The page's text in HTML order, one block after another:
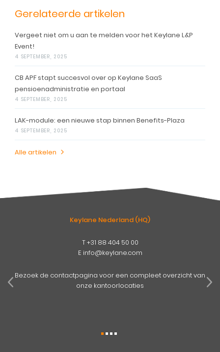
Gerelateerde artikelen
Vergeet niet om u aan te melden voor het Keylane L&P
Event!
4 SEPTEMBER, 2025
CB APF stapt succesvol over op Keylane SaaS
pensioenadministratie en portaal
4 SEPTEMBER, 2025
LAK-module: een nieuwe stap binnen Benefits-Plaza
4 SEPTEMBER, 2025
Alle artikelen
Keylane Nederland (HQ)
T+31 88 404 50 00
E info@keylane.com
Bezoek de contactpagina voor een compleet overzicht van
onze kantoorlocaties